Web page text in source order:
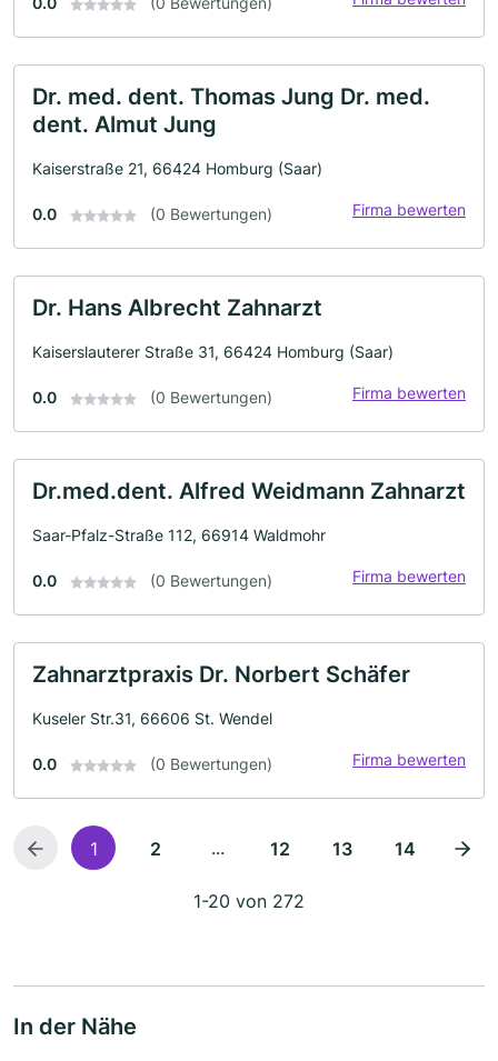
Dr. med. dent. Thomas Jung Dr. med.
dent. Almut Jung
Kaiserstraße 21, 66424 Homburg (Saar)
0.0 (0 Bewertungen) Firma bewerten
Dr. Hans Albrecht Zahnarzt
Kaiserslauterer Straße 31, 66424 Homburg (Saar)
0.0 (0 Bewertungen) Firma bewerten
Dr.med.dent. Alfred Weidmann Zahnarzt
Saar-Pfalz-Straße 112, 66914 Waldmohr
0.0 (0 Bewertungen) Firma bewerten
Zahnarztpraxis Dr. Norbert Schäfer
Kuseler Str.31, 66606 St. Wendel
0.0 (0 Bewertungen) Firma bewerten
1 2 ... 12 13 14
1-20 von 272
In der Nähe